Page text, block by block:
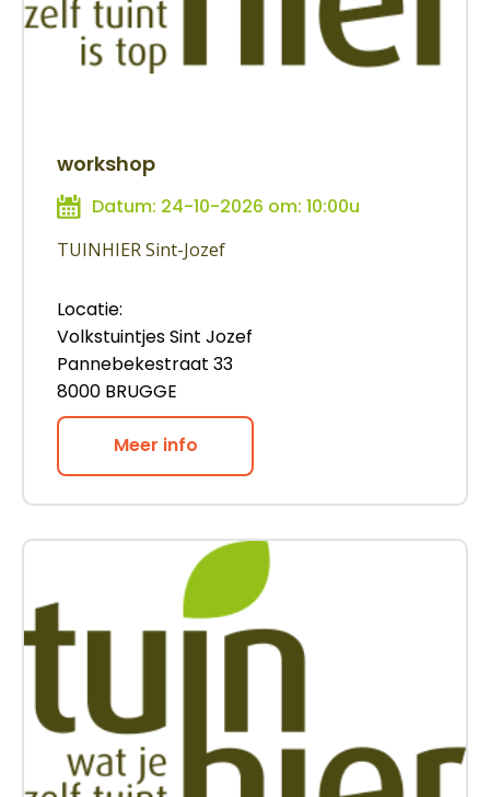
workshop
Datum: 24-10-2026 om: 10:00u
TUINHIER Sint-Jozef
Locatie:
Volkstuintjes Sint Jozef
Pannebekestraat 33
8000 BRUGGE
Meer info